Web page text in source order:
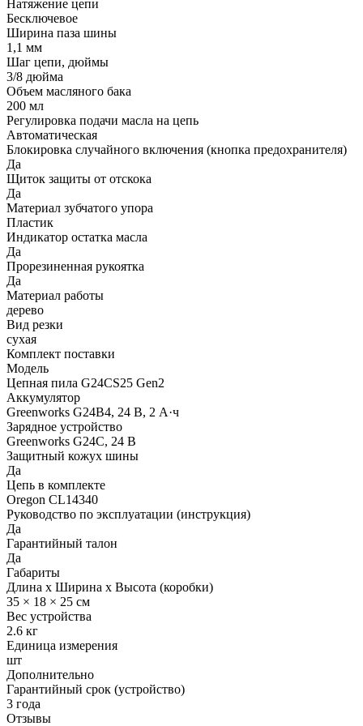
Натяжение цепи
Бесключевое
Ширина паза шины
1,1 мм
Шаг цепи, дюймы
3/8 дюйма
Объем масляного бака
200 мл
Регулировка подачи масла на цепь
Автоматическая
Блокировка случайного включения (кнопка предохранителя)
Да
Щиток защиты от отскока
Да
Материал зубчатого упора
Пластик
Индикатор остатка масла
Да
Прорезиненная рукоятка
Да
Материал работы
дерево
Вид резки
сухая
Комплект поставки
Модель
Цепная пила G24CS25 Gen2
Аккумулятор
Greenworks G24B4, 24 В, 2 А·ч
Зарядное устройство
Greenworks G24C, 24 В
Защитный кожух шины
Да
Цепь в комплекте
Oregon CL14340
Руководство по эксплуатации (инструкция)
Да
Гарантийный талон
Да
Габариты
Длина x Ширина x Высота (коробки)
35 × 18 × 25 см
Вес устройства
2.6 кг
Единица измерения
шт
Дополнительно
Гарантийный срок (устройство)
3 года
Отзывы